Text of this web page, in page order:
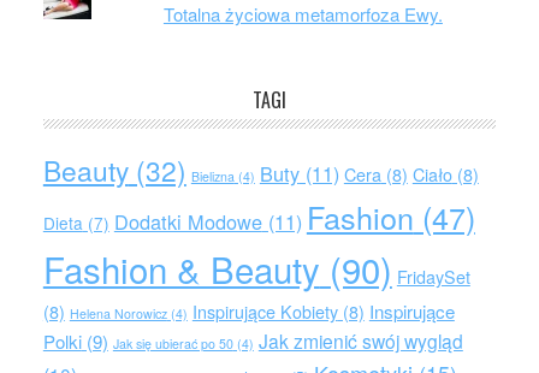
Totalna życiowa metamorfoza Ewy.
TAGI
Beauty(32) Bielizna(4) Buty(11) Cera(8) Ciało(8)
Dieta(7) Dodatki Modowe(11) Fashion (47)
Fashion & Beauty (90) FridaySet
(8) Helena Norowicz(4) Inspirujące Kobiety(8) Inspirujące
Polki(9) Jak się ubierać po 50(4) Jak zmienić swój wygląd